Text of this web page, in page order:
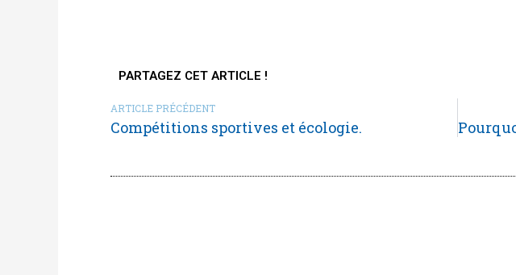
PARTAGEZ CET ARTICLE !
ARTICLE PRÉCÉDENT
Compétitions sportives et écologie.